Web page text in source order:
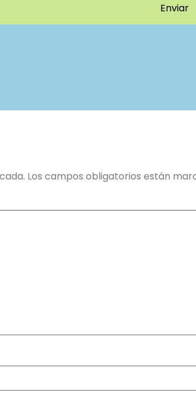
Enviar
Los campos obligatorios están